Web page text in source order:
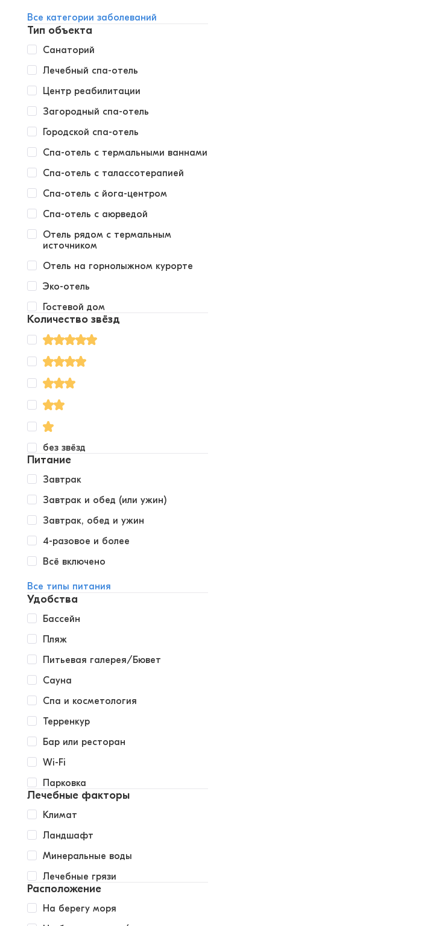
Все категории заболеваний
Тип объекта
Санаторий
Лечебный спа-отель
Центр реабилитации
Загородный спа-отель
Городской спа-отель
Спа-отель с термальными ваннами
Спа-отель с талассотерапией
Спа-отель с йога-центром
Спа-отель с аюрведой
Отель рядом с термальным
источником
Отель на горнолыжном курорте
Эко-отель
Гостевой дом
Количество звёзд
без звёзд
Питание
Завтрак
Завтрак и обед (или ужин)
Завтрак, обед и ужин
4-разовое и более
Всё включено
Все типы питания
Удобства
Бассейн
Пляж
Питьевая галерея/Бювет
Сауна
Спа и косметология
Терренкур
Бар или ресторан
Wi-Fi
Парковка
Лечебные факторы
Климат
Ландшафт
Минеральные воды
Лечебные грязи
Расположение
На берегу моря